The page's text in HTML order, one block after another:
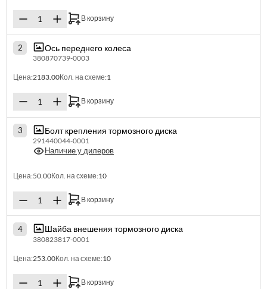
В корзину
2 Ось переднего колеса
380870739-0003
Цена:2183.00Кол. на схеме:1
В корзину
3 Болт крепления тормозного диска
291440044-0001
Наличие у дилеров
Цена:50.00Кол. на схеме:10
В корзину
4 Шайба внешеняя тормозного диска
380823817-0001
Цена:253.00Кол. на схеме:10
В корзину